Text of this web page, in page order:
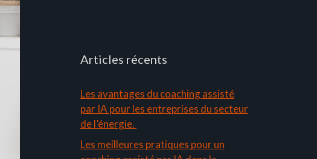
Articles récents
Les avantages du coaching assisté
par IA pour les entreprises du secteur
de l’énergie.
Les meilleures pratiques pour un